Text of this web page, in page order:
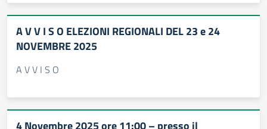
A V V I S O ELEZIONI REGIONALI DEL 23 e 24
NOVEMBRE 2025
A V V I S O
4 Novembre 2025 ore 11:00 – presso il